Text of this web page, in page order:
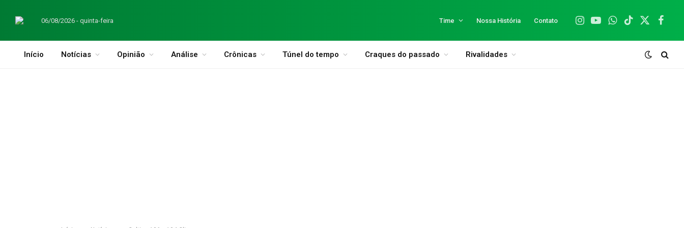
06/08/2026 - quinta-feira Time Nossa História Contato
Instagram
YouTubeWhatsApp
TikTok
X
Início Notícias Opinião Análise Crônicas Túnel do tempo Craques do passado Rivalidades